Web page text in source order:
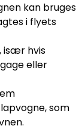
kan bruges
i flyets
især hvis
eller
som